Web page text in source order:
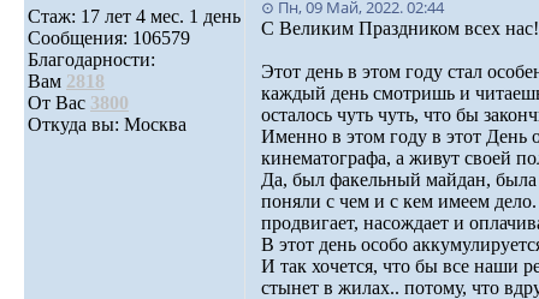
Стаж: 17 лет 4 мес. 1 день
Сообщения: 106579
Благодарности:
Вам 2818
От Вас 3800
Откуда вы: Москва
⊙ Пн, 09 Май, 2022. 02:44
С Великим Праздником всех
Этот день в этом году стал
каждый день смотришь и
осталось чуть чуть, что бы
Именно в этом году в этот День
кинематографа, а живут своей
Да, был факельный майдан,
поняли с чем и с кем имеем
продвигает, насождает и
В этот день особо
И так хочется, что бы все наши
стынет в жилах.. потому, что